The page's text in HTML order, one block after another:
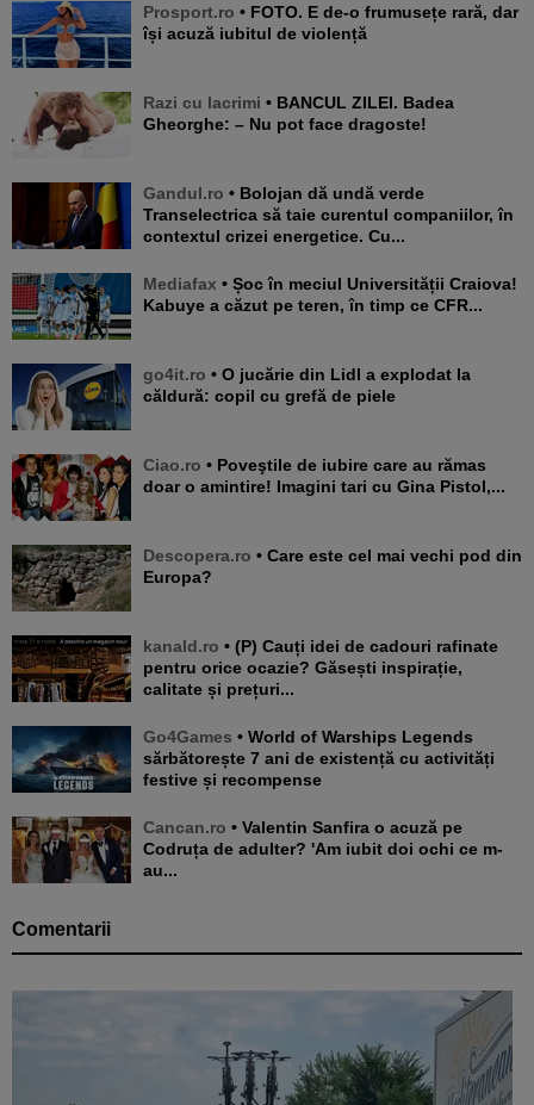
Prosport.ro • FOTO. E de-o frumusețe rară, dar
își acuză iubitul de violență
Razi cu lacrimi • BANCUL ZILEI. Badea
Gheorghe: – Nu pot face dragoste!
Gandul.ro • Bolojan dă undă verde
Transelectrica să taie curentul companiilor, în
contextul crizei energetice. Cu...
Mediafax • Șoc în meciul Universității Craiova!
Kabuye a căzut pe teren, în timp ce CFR...
go4it.ro • O jucărie din Lidl a explodat la
căldură: copil cu grefă de piele
Ciao.ro • Poveştile de iubire care au rămas
doar o amintire! Imagini tari cu Gina Pistol,...
Descopera.ro • Care este cel mai vechi pod din
Europa?
kanald.ro • (P) Cauți idei de cadouri rafinate
pentru orice ocazie? Găsești inspirație,
calitate și prețuri...
Go4Games • World of Warships Legends
sărbătorește 7 ani de existență cu activități
festive și recompense
Cancan.ro • Valentin Sanfira o acuză pe
Codruța de adulter? 'Am iubit doi ochi ce m-
au...
Comentarii